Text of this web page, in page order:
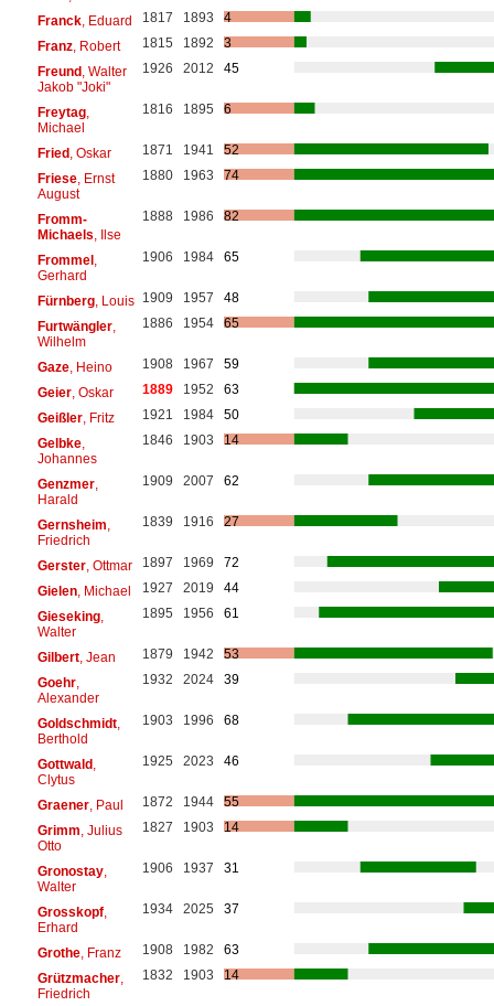
Franck, Eduard 1817 1893
4
Franz, Robert 1815 1892
3
Freund, Walter
Jakob "Joki"
1926 2012 45
Freytag,
Michael
1816 1895 6
Fried, Oskar 1871 1941
52
Friese, Ernst
August
1880 1963 74
Fromm-
Michaels , Ilse
1888 1986 82
Frommel,
Gerhard
1906 1984 65
Fürnberg, Louis 1909 1957
48
Furtwängler,
Wilhelm
1886 1954 65
Gaze, Heino 1908 1967
59
Geier, Oskar 1889 1952
63
Geißler, Fritz 1921 1984
50
Gelbke,
Johannes
1846 1903 14
Genzmer,
Harald
1909 2007 62
Gernsheim
Friedrich
1839 1916 27
Gerster, Ottmar 1897 1969
72
Gielen, Michael 1927 2019
44
Gieseking,
Walter
1895 1956 61
Gilbert, Jean 1879 1942
53
Goehr,
Alexander
1932 2024 39
Goldschmidt,
Berthold
1903 1996 68
Gottwald,
Clytus
1925 2023 46
Graener, Paul 1872 1944
55
Grimm , Julius
Otto
1827 1903 14
Gronostay,
Walter
1906 1937 31
Grosskopf,
Erhard
1934 2025 37
Grothe, Franz 1908 1982
63
Grützmacher,
Friedrich
1832 1903 14